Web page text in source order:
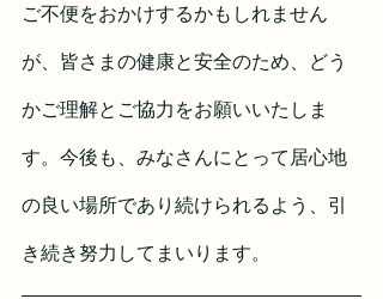
ご不便をおかけするかもしれません
が、皆さまの健康と安全のため、どう
かご理解とご協力をお願いいたしま
す。今後も、みなさんにとって居心地
の良い場所であり続けられるよう、引
き続き努力してまいります。